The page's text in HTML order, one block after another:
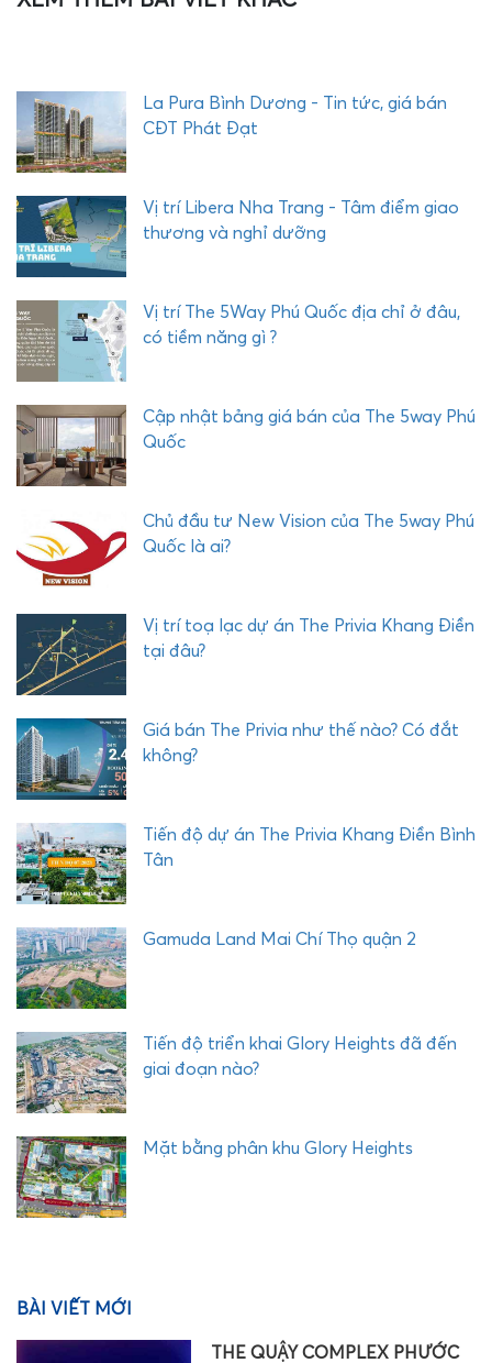
La Pura Bình Dương - Tin tức, giá bán
CĐT Phát Đạt
Vị trí Libera Nha Trang - Tâm điểm giao
thương và nghỉ dưỡng
Vị trí The 5Way Phú Quốc địa chỉ ở đâu,
có tiềm năng gì ?
Cập nhật bảng giá bán của The 5way Phú
Quốc
Chủ đầu tư New Vision của The 5way Phú
Quốc là ai?
Vị trí toạ lạc dự án The Privia Khang Điền
tại đâu?
Giá bán The Privia như thế nào? Có đắt
không?
Tiến độ dự án The Privia Khang Điền Bình
Tân
Gamuda Land Mai Chí Thọ quận 2
Tiến độ triển khai Glory Heights đã đến
giai đoạn nào?
Mặt bằng phân khu Glory Heights
BÀI VIẾT MỚI
THE QUẬY COMPLEX PHƯỚC